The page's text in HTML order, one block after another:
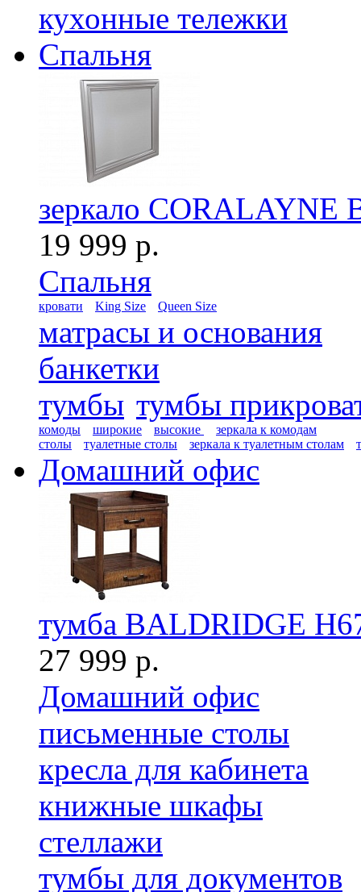
кухонные тележки
Спальня
зеркало CORALAYNE
19 999 р.
Спальня
кровати King Size Queen Size
матрасы и основания
банкетки
тумбы тумбы
комоды широкие высокие
зеркала к комодам
столы
туалетные столы зеркала к туалетным столам
Домашний офис
тумба BALDRIDGE
27 999 р.
Домашний офис
письменные столы
кресла для кабинета
книжные шкафы
стеллажи
тумбы для документов